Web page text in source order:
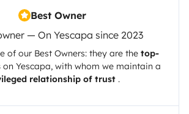
Best Owner
— On Yescapa since 2023
of our Best Owners: they are the top-
on Yescapa, with whom we maintain a
relationship of trust.